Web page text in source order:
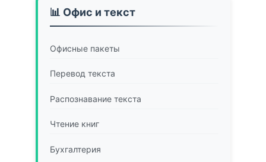
📊 Офис и текст
Офисные пакеты
Перевод текста
Распознавание текста
Чтение книг
Бухгалтерия